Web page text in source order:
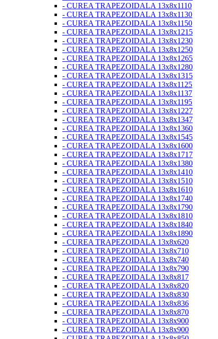
- CUREA TRAPEZOIDALA 13x8x1110
- CUREA TRAPEZOIDALA 13x8x1130
- CUREA TRAPEZOIDALA 13x8x1150
- CUREA TRAPEZOIDALA 13x8x1215
- CUREA TRAPEZOIDALA 13x8x1230
- CUREA TRAPEZOIDALA 13x8x1250
- CUREA TRAPEZOIDALA 13x8x1265
- CUREA TRAPEZOIDALA 13x8x1280
- CUREA TRAPEZOIDALA 13x8x1315
- CUREA TRAPEZOIDALA 13x8x1125
- CUREA TRAPEZOIDALA 13x8x1137
- CUREA TRAPEZOIDALA 13x8x1195
- CUREA TRAPEZOIDALA 13x8x1227
- CUREA TRAPEZOIDALA 13x8x1347
- CUREA TRAPEZOIDALA 13x8x1360
- CUREA TRAPEZOIDALA 13x8x1545
- CUREA TRAPEZOIDALA 13x8x1600
- CUREA TRAPEZOIDALA 13x8x1717
- CUREA TRAPEZOIDALA 13x8x1380
- CUREA TRAPEZOIDALA 13x8x1410
- CUREA TRAPEZOIDALA 13x8x1510
- CUREA TRAPEZOIDALA 13x8x1610
- CUREA TRAPEZOIDALA 13x8x1740
- CUREA TRAPEZOIDALA 13x8x1790
- CUREA TRAPEZOIDALA 13x8x1810
- CUREA TRAPEZOIDALA 13x8x1840
- CUREA TRAPEZOIDALA 13x8x1890
- CUREA TRAPEZOIDALA 13x8x620
- CUREA TRAPEZOIDALA 13x8x710
- CUREA TRAPEZOIDALA 13x8x740
- CUREA TRAPEZOIDALA 13x8x790
- CUREA TRAPEZOIDALA 13x8x817
- CUREA TRAPEZOIDALA 13x8x820
- CUREA TRAPEZOIDALA 13x8x830
- CUREA TRAPEZOIDALA 13x8x836
- CUREA TRAPEZOIDALA 13x8x870
- CUREA TRAPEZOIDALA 13x8x900
- CUREA TRAPEZOIDALA 13x8x900